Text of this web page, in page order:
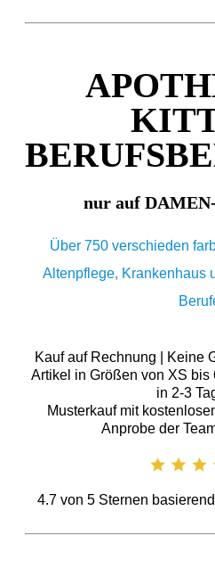
nur auf
Über 750 verschieden
Altenpflege, Krankenhaus
Kauf auf Rechnung | Keine
Artikel in Größen von XS bis
in 2-3
Musterkauf mit
Anprobe der
4.7von 5Sternen